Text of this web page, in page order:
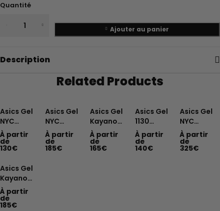
Quantité
Ajouter au panier
Description
Related Products
Asics Gel
NYC
White
Feather
Grey
À partir
de
130€
Asics Gel
NYC
Cream
Sweet
Pink
À partir
de
185€
Asics Gel
Kayano
14 White
Fjord
Grey
À partir
de
165€
Asics Gel
1130
Larimar
Blue
Silver
À partir
de
140€
Asics Gel
NYC
Cream
Artic Sky
À partir
de
325€
Asics Gel
Kayano
14 Arctic
Sky Pure
Silver
À partir
de
185€